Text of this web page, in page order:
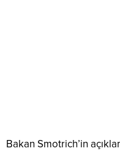
Bakan Smotrich’in